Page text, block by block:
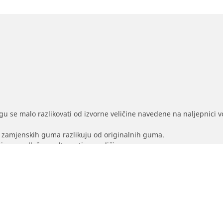
se malo razlikovati od izvorne veličine navedene na naljepnici
guma razlikuju od originalnih guma.
predloženu alternativnu veličinu